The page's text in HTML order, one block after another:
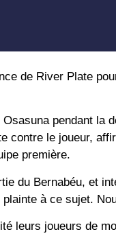
de River Plate
pendant
contre le joueur,
première.
du Bernabéu, et
à ce sujet.
leurs joueurs de